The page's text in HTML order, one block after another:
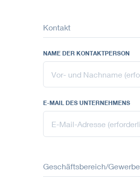
Kontakt
NAME DER KONTAKTPERSON
E-MAIL DES UNTERNEHMENS
Geschäftsbereich/Gewerbe